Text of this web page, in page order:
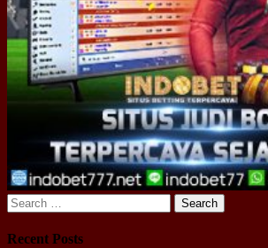
Search
for:
Recent Posts